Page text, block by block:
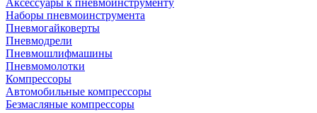
Аксессуары к пневмоинструменту
Наборы пневмоинструмента
Пневмогайковерты
Пневмодрели
Пневмошлифмашины
Пневмомолотки
Компрессоры
Автомобильные компрессоры
Безмасляные компрессоры